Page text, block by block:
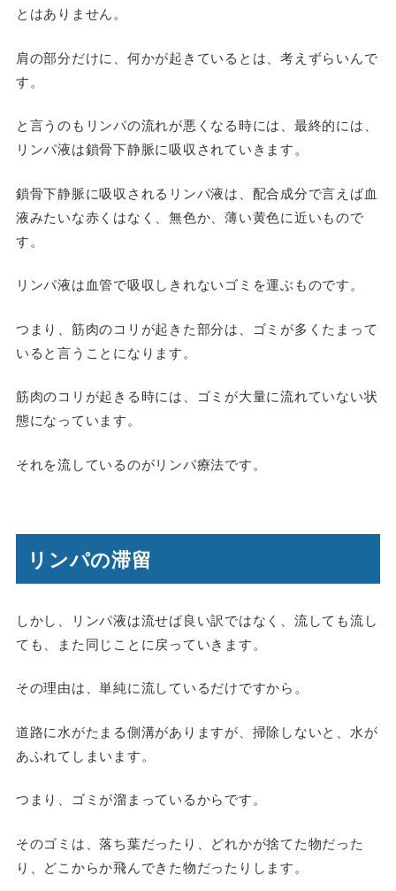
とはありません。
肩の部分だけに、何かが起きているとは、考えずらいんで
す。
と言うのもリンパの流れが悪くなる時には、最終的には、
リンパ液は鎖骨下静脈に吸収されていきます。
鎖骨下静脈に吸収されるリンパ液は、配合成分で言えば血
液みたいな赤くはなく、無色か、薄い黄色に近いもので
す。
リンパ液は血管で吸収しきれないゴミを運ぶものです。
つまり、筋肉のコリが起きた部分は、ゴミが多くたまって
いると言うことになります。
筋肉のコリが起きる時には、ゴミが大量に流れていない状
態になっています。
それを流しているのがリンパ療法です。
リンパの滞留
しかし、リンパ液は流せば良い訳ではなく、流しても流し
ても、また同じことに戻っていきます。
その理由は、単純に流しているだけですから。
道路に水がたまる側溝がありますが、掃除しないと、水が
あふれてしまいます。
つまり、ゴミが溜まっているからです。
そのゴミは、落ち葉だったり、どれかが捨てた物だった
り、どこからか飛んできた物だったりします。